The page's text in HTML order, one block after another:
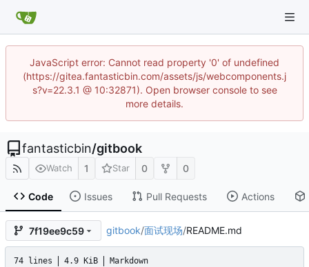
JavaScript error: Cannot read property '0' of undefined
(https://gitea.fantasticbin.com/assets/js/webcomponents.j
s?v=22.3.1 @ 10:32871). Open browser console to see
more details.
fantasticbin/gitbook
Watch 1 Star 0 0
Code Issues Pull Requests Actions
7f19ee9c59 gitbook/面试现场/README.md
74 lines 4.9 KiB Markdown